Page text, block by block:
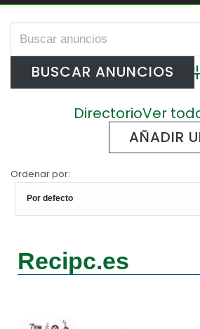
DirectorioVer
AÑADIR
Ordenar por:
Recipc.es